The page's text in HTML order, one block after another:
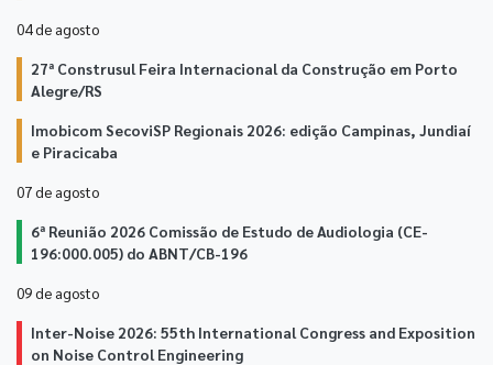
04 de agosto
27ª Construsul Feira Internacional da Construção em Porto
Alegre/RS
Imobicom SecoviSP Regionais 2026: edição Campinas, Jundiaí
e Piracicaba
07 de agosto
6ª Reunião 2026 Comissão de Estudo de Audiologia (CE-
196:000.005) do ABNT/CB-196
09 de agosto
Inter-Noise 2026: 55th International Congress and Exposition
on Noise Control Engineering